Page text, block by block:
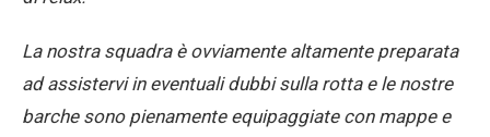
La nostra squadra è ovviamente altamente preparata
ad assistervi in eventuali dubbi sulla rotta e le nostre
barche sono pienamente equipaggiate con mappe e